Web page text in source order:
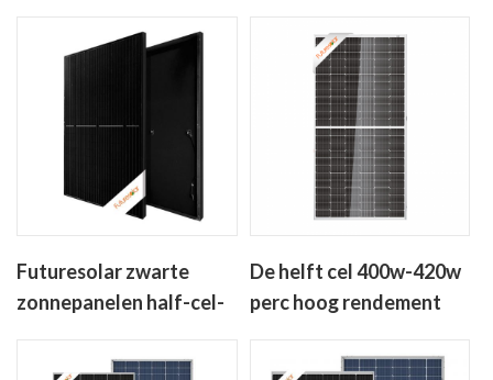
Futuresolar zwarte
zonnepanelen half-cel-
kristallijn zonnepaneel
De helft cel 400w-420w
perc hoog rendement
anti-dumping heffingen